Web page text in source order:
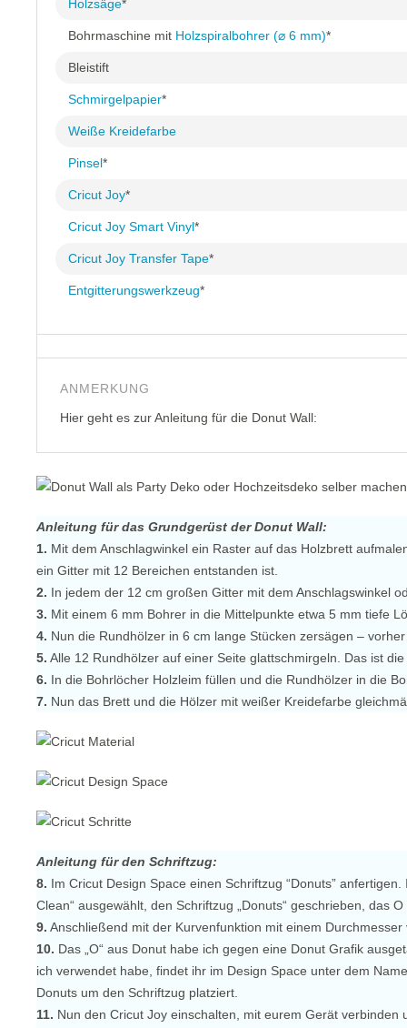
Holzsäge*
Bohrmaschine mit Holzspiralbohrer (⌀ 6 mm)*
Bleistift
Schmirgelpapier*
Weiße Kreidefarbe
Pinsel*
Cricut Joy*
Cricut Joy Smart Vinyl*
Cricut Joy Transfer Tape*
Entgitterungswerkzeug*
ANMERKUNG
Hier geht es zur Anleitung für die Donut Wall:
Anleitung für das Grundgerüst der Donut Wall:
1. Mit dem Anschlagwinkel ein Raster auf das Holzbrett
ein Gitter mit 12 Bereichen entstanden ist.
2. In jedem der 12 cm großen Gitter mit dem Anschlagswinkel
3. Mit einem 6 mm Bohrer in die Mittelpunkte etwa 5 mm tiefe
4. Nun die Rundhölzer in 6 cm lange Stücken zersägen –
5. Alle 12 Rundhölzer auf einer Seite glattschmirgeln. Das ist
6. In die Bohrlöcher Holzleim füllen und die Rundhölzer in die
7. Nun das Brett und die Hölzer mit weißer Kreidefarbe
Anleitung für den Schriftzug:
8. Im Cricut Design Space einen Schriftzug “Donuts”
Clean“ ausgewählt, den Schriftzug „Donuts“ geschrieben, das
9. Anschließend mit der Kurvenfunktion mit einem
10. Das „O“ aus Donut habe ich gegen eine Donut Grafik
ich verwendet habe, findet ihr im Design Space unter dem
Donuts um den Schriftzug platziert.
11. Nun den Cricut Joy einschalten, mit eurem Gerät